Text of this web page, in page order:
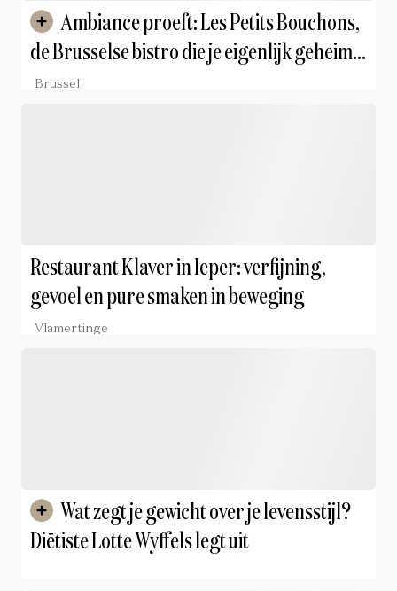
de Brusselse bistro die je eigenlijk geheim
wilt houden
Brussel
Restaurant Klaver in Ieper: verfijning,
gevoel en pure smaken in beweging
Vlamertinge
Diëtiste Lotte Wyffels legt uit